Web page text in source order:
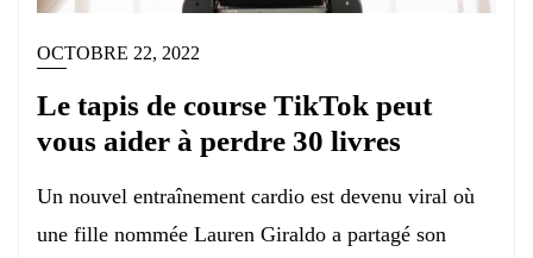
OCTOBRE 22, 2022
Le tapis de course TikTok peut
vous aider à perdre 30 livres
Un nouvel entraînement cardio est devenu viral où
une fille nommée Lauren Giraldo a partagé son